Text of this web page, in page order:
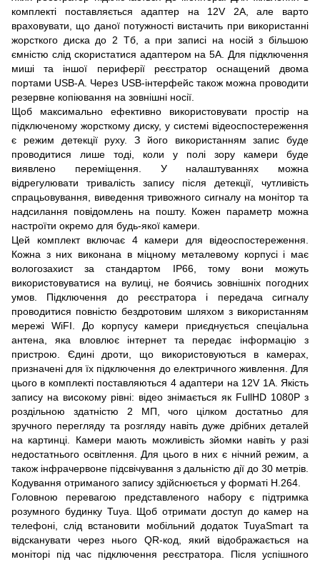
комплекті поставляється адаптер на 12V 2A, але варто
враховувати, що даної потужності вистачить при використанні
жорсткого диска до 2 Тб, а при записі на носій з більшою
ємністю слід скористатися адаптером на 5A. Для підключення
миші та іншої периферії реєстратор оснащений двома
портами USB-A. Через USB-інтерфейс також можна проводити
резервне копіювання на зовнішні носії.
Щоб максимально ефективно використовувати простір на
підключеному жорсткому диску, у системі відеоспостереження
є режим детекції руху. З його використанням запис буде
проводитися лише тоді, коли у полі зору камери буде
виявлено переміщення. У налаштуваннях можна
відрегулювати тривалість запису після детекції, чутливість
спрацьовування, виведення тривожного сигналу на монітор та
надсилання повідомлень на пошту. Кожен параметр можна
настроїти окремо для будь-якої камери.
Цей комплект включає 4 камери для відеоспостереження.
Кожна з них виконана в міцному металевому корпусі і має
вологозахист за стандартом IP66, тому вони можуть
використовуватися на вулиці, не боячись зовнішніх погодних
умов. Підключення до реєстратора і передача сигналу
проводитися повністю бездротовим шляхом з використанням
мережі WiFI. До корпусу камери приєднується спеціальна
антена, яка вловлює інтернет та передає інформацію з
пристрою. Єдині дроти, що використовуються в камерах,
призначені для їх підключення до електричного живлення. Для
цього в комплекті поставляються 4 адаптери на 12V 1A. Якість
запису на високому рівні: відео знімається як FullHD 1080P з
роздільною здатністю 2 МП, чого цілком достатньо для
зручного перегляду та розгляду навіть дуже дрібних деталей
на картинці. Камери мають можливість зйомки навіть у разі
недостатнього освітлення. Для цього в них є нічний режим, а
також інфрачервоне підсвічування з дальністю дії до 30 метрів.
Кодування отриманого запису здійснюється у форматі H.264.
Головною перевагою представленого набору є підтримка
розумного будинку Tuya. Щоб отримати доступ до камер на
телефоні, слід встановити мобільний додаток TuyaSmart та
відсканувати через нього QR-код, який відображається на
моніторі під час підключення реєстратора. Після успішного